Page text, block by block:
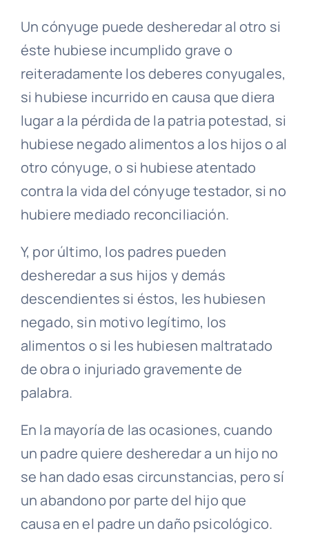
Un cónyuge puede desheredar al otro si
éste hubiese incumplido grave o
reiteradamente los deberes conyugales,
si hubiese incurrido en causa que diera
lugar a la pérdida de la patria potestad, si
hubiese negado alimentos a los hijos o al
otro cónyuge, o si hubiese atentado
contra la vida del cónyuge testador, si no
hubiere mediado reconciliación.
Y, por último, los padres pueden
desheredar a sus hijos y demás
descendientes si éstos, les hubiesen
negado, sin motivo legítimo, los
alimentos o si les hubiesen maltratado
de obra o injuriado gravemente de
palabra.
En la mayoría de las ocasiones, cuando
un padre quiere desheredar a un hijo no
se han dado esas circunstancias, pero sí
un abandono por parte del hijo que
causa en el padre un daño psicológico.